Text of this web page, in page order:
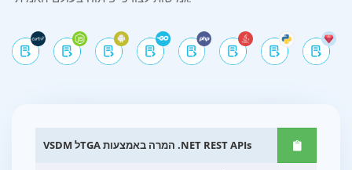
VSDM לTGA המרה באמצעות .NET REST APIs